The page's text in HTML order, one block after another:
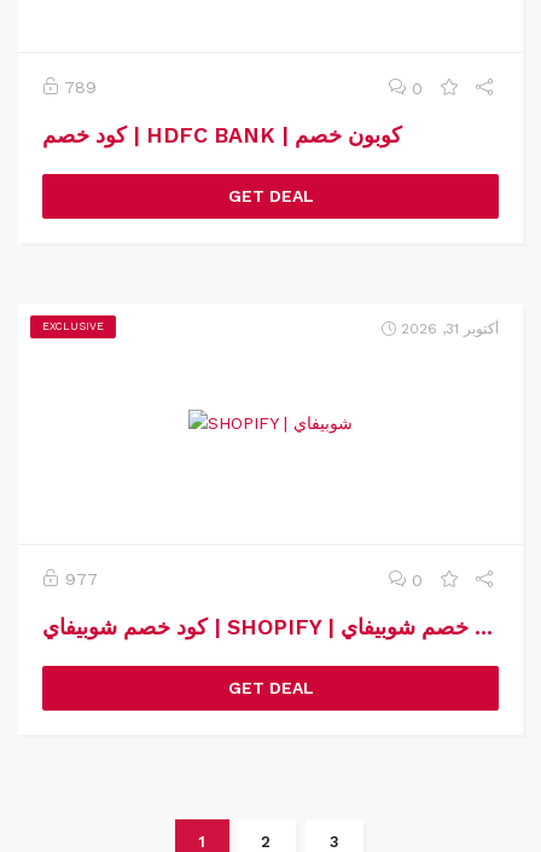
789 0
كود خصم | HDFC BANK | كوبون خصم
GET DEAL
EXCLUSIVE أكتوبر 31, 2026
977 0
كود خصم شوبيفاي | SHOPIFY | كوبون خصم شوبيفاي
GET DEAL
1 2 3